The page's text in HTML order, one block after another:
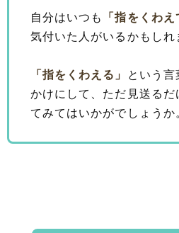
自分はいつも 「指をくわえ
気付いた人がいるかもしれ
「指をくわえる」
という言
かけにして、ただ見送るだ
てみてはいかがでしょうか